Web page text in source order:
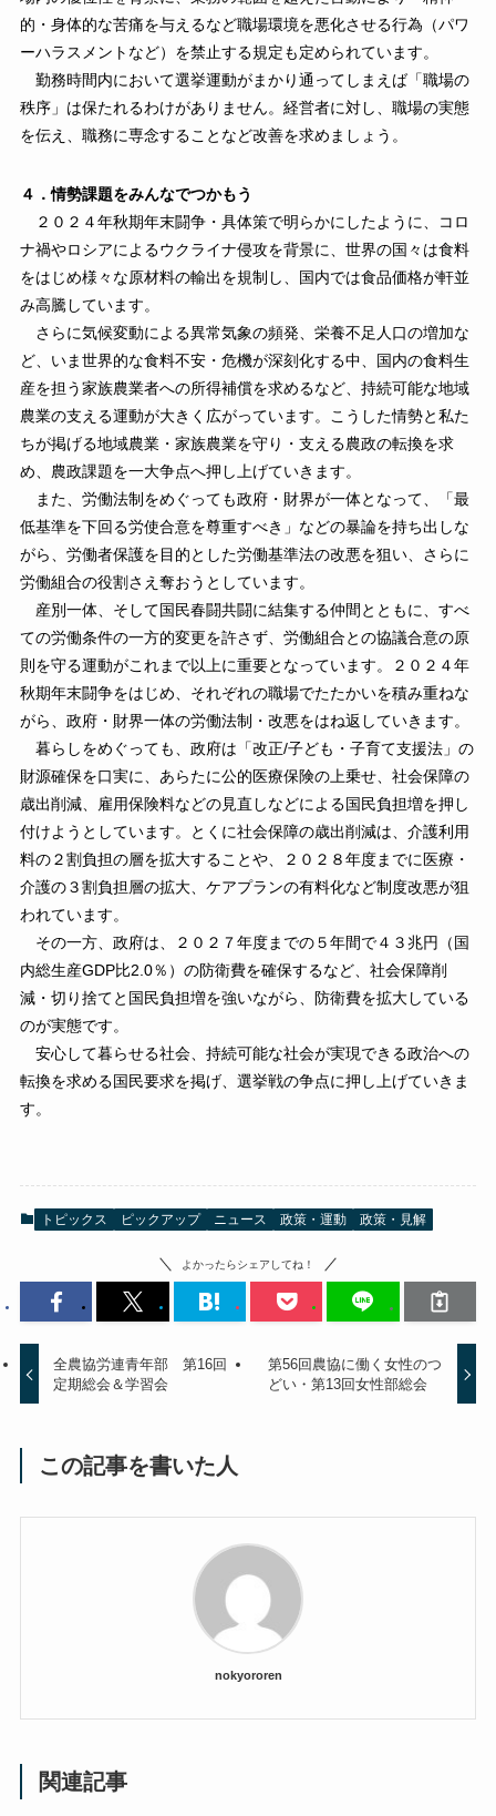
的・身体的な苦痛を与えるなど職場環境を悪化させる行為（パワ
ーハラスメントなど）を禁止する規定も定められています。
勤務時間内において選挙運動がまかり通ってしまえば「職場の
秩序」は保たれるわけがありません。経営者に対し、職場の実態
を伝え、職務に専念することなど改善を求めましょう。
４．情勢課題をみんなでつかもう
２０２４年秋期年末闘争・具体策で明らかにしたように、コロ
ナ禍やロシアによるウクライナ侵攻を背景に、世界の国々は食料
をはじめ様々な原材料の輸出を規制し、国内では食品価格が軒並
み高騰しています。
さらに気候変動による異常気象の頻発、栄養不足人口の増加な
ど、いま世界的な食料不安・危機が深刻化する中、国内の食料生
産を担う家族農業者への所得補償を求めるなど、持続可能な地域
農業の支える運動が大きく広がっています。こうした情勢と私た
ちが掲げる地域農業・家族農業を守り・支える農政の転換を求
め、農政課題を一大争点へ押し上げていきます。
また、労働法制をめぐっても政府・財界が一体となって、「最
低基準を下回る労使合意を尊重すべき」などの暴論を持ち出しな
がら、労働者保護を目的とした労働基準法の改悪を狙い、さらに
労働組合の役割さえ奪おうとしています。
産別一体、そして国民春闘共闘に結集する仲間とともに、すべ
ての労働条件の一方的変更を許さず、労働組合との協議合意の原
則を守る運動がこれまで以上に重要となっています。２０２４年
秋期年末闘争をはじめ、それぞれの職場でたたかいを積み重ねな
がら、政府・財界一体の労働法制・改悪をはね返していきます。
暮らしをめぐっても、政府は「改正/子ども・子育て支援法」の
財源確保を口実に、あらたに公的医療保険の上乗せ、社会保障の
歳出削減、雇用保険料などの見直しなどによる国民負担増を押し
付けようとしています。とくに社会保障の歳出削減は、介護利用
料の２割負担の層を拡大することや、２０２８年度までに医療・
介護の３割負担層の拡大、ケアプランの有料化など制度改悪が狙
われています。
その一方、政府は、２０２７年度までの５年間で４３兆円（国
内総生産GDP比2.0％）の防衛費を確保するなど、社会保障削
減・切り捨てと国民負担増を強いながら、防衛費を拡大している
のが実態です。
安心して暮らせる社会、持続可能な社会が実現できる政治への
転換を求める国民要求を掲げ、選挙戦の争点に押し上げていきま
す。
トピックス ピックアップ ニュース 政策・運動 政策・見解
よかったらシェアしてね！
全農協労連青年部 第16回
定期総会＆学習会
第56回農協に働く女性のつ
どい・第13回女性部総会
この記事を書いた人
nokyororen
関連記事